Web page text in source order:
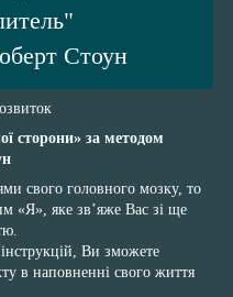
Стоун
сторони» за методом
свого головного мозку, то
«Я», яке зв’яже Вас зі ще
Ви зможете
в наповненні свого життя